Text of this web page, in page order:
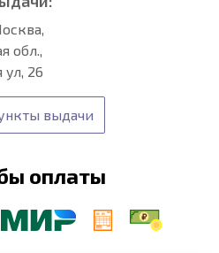
обл.,
26
выдачи
оплаты